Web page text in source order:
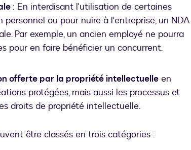
: En interdisant l'utilisation de certaines
ou pour nuire à l'entreprise, un NDA
Par exemple, un ancien employé ne pourra
pour en faire bénéficier un concurrent.
offerte par la propriété intellectuelle en
protégées, mais aussi les processus et
droits de propriété intellectuelle.
être classés en trois catégories :